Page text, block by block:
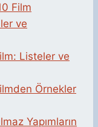
Film
ve
Listeler ve
Örnekler
Yapımların